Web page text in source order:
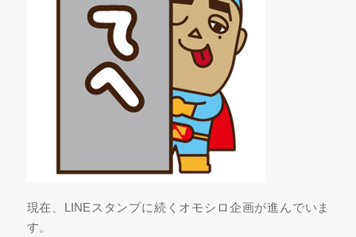
現在、LINEスタンプに続くオモシロ企画が進んでいま
す。